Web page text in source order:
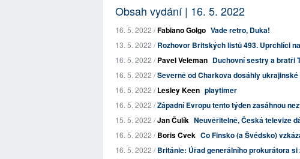
Obsah vydání | 16. 5. 2022
16. 5. 2022 /Fabiano Golgo Vade retro, Duka!
13. 5. 2022 /Rozhovor Britských listů 493. Uprchlíci
16. 5. 2022 /Pavel Veleman Duchovní sestry a bratři
16. 5. 2022 /Severně od Charkova dosáhly
16. 5. 2022 /Lesley Keen playtimer
16. 5. 2022 /Západní Evropu tento týden zasáhnou
15. 5. 2022 /Jan Čulík Neuvěřitelně, Česká televize
16. 5. 2022 /Boris Cvek Co Finsko (a Švédsko)
16. 5. 2022 /Británie: Úřad generálního prokurátora